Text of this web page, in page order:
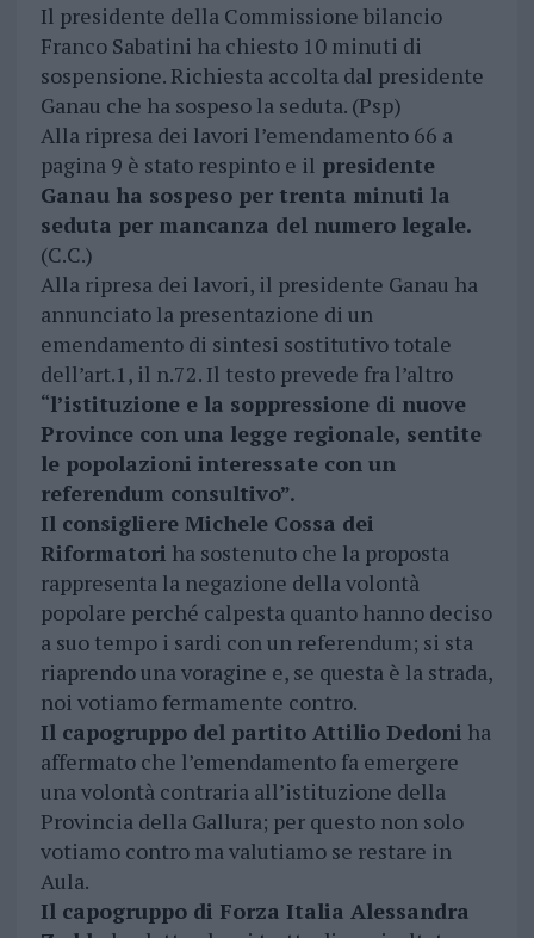
Il presidente della Commissione bilancio
Franco Sabatini ha chiesto 10 minuti di
sospensione. Richiesta accolta dal presidente
Ganau che ha sospeso la seduta. (Psp)
Alla ripresa dei lavori l’emendamento 66 a
pagina 9 è stato respinto e il presidente
Ganau ha sospeso per trenta minuti la
seduta per mancanza del numero legale.
(C.C.)
Alla ripresa dei lavori, il presidente Ganau ha
annunciato la presentazione di un
emendamento di sintesi sostitutivo totale
dell’art.1, il n.72. Il testo prevede fra l’altro
“l’istituzione e la soppressione di nuove
Province con una legge regionale, sentite
le popolazioni interessate con un
referendum consultivo”.
Il consigliere Michele Cossa dei
Riformatori ha sostenuto che la proposta
rappresenta la negazione della volontà
popolare perché calpesta quanto hanno deciso
a suo tempo i sardi con un referendum; si sta
riaprendo una voragine e, se questa è la strada,
noi votiamo fermamente contro.
Il capogruppo del partito Attilio Dedoni ha
affermato che l’emendamento fa emergere
una volontà contraria all’istituzione della
Provincia della Gallura; per questo non solo
votiamo contro ma valutiamo se restare in
Aula.
Il capogruppo di Forza Italia Alessandra